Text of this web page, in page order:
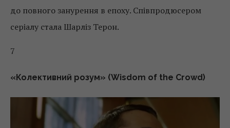
до повного занурення в епоху. Співпродюсером
серіалу стала Шарліз Терон.
7
«Колективний розум» (Wisdom of the Crowd)